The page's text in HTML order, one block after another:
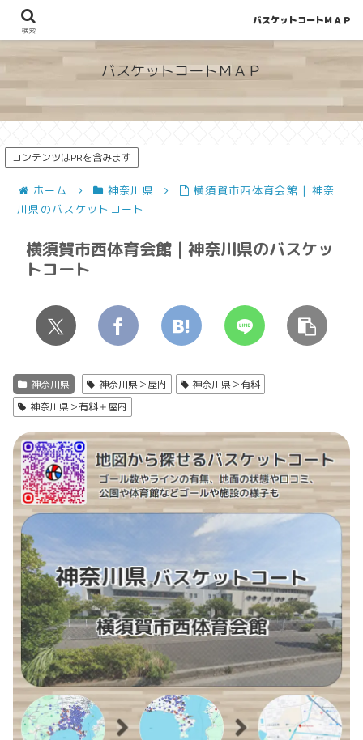
地図から探せる！穴場が見つかるバスケットコート情報
バスケットコートＭＡＰ
コンテンツはPRを含みます
ホーム 神奈川県
横須賀市西体育会館 | 神奈
川県のバスケットコート
横須賀市西体育会館 | 神奈川県のバスケッ
トコート
神奈川県 神奈川県＞屋内
神奈川県＞有料
神奈川県＞有料＋屋内
検索
バスケットコートＭＡＰ